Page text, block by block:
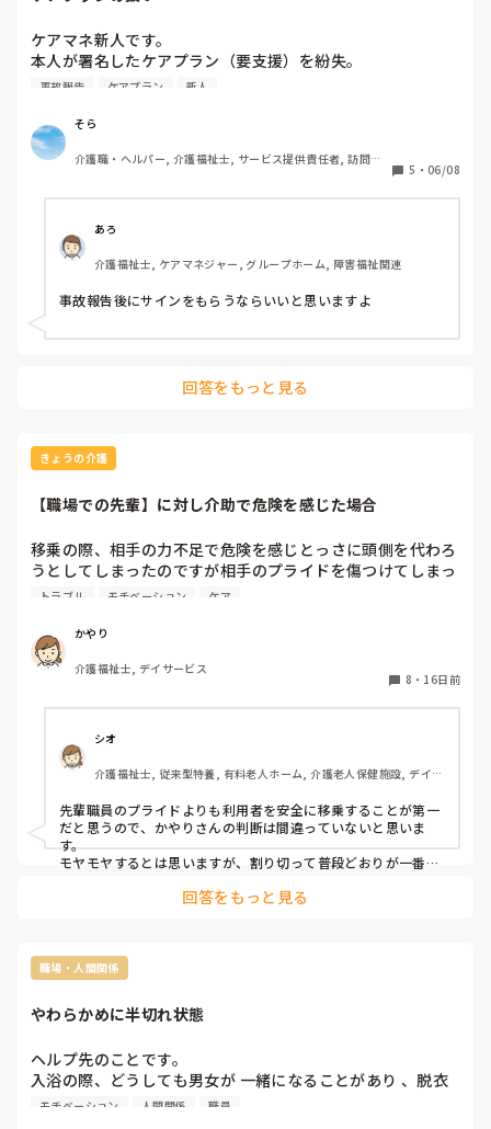
短期離職ばかりだと、我慢できない人になってしまうと思っ
ています。
どういうモチベーションでやっていけばいいのか…教えて下
さい。
ケアマネ新人です。
本人が署名したケアプラン（要支援）を紛失。
コピーしたのは残っているので、おそらくコピーしたのと間
個人情報漏洩紛失として事故報告を書きましたが、
新たにプリントアウトしたケアプランに本人の署名をもらっ
てきて済ましてはダメなんでしょうか。
事故報告 ケアプラン 新人
そら
介護職・ヘルパー, 介護福祉士, サービス提供責任者, 訪問介
5 ・ 06/08
あろ
介護福祉士, ケアマネジャー, グループホーム, 障害福祉関連
事故報告後にサインをもらうならいいと思いますよ
回答をもっと見る
きょうの介護
【職場での先輩】に対し介助で危険を感じた場合
移乗の際、相手の力不足で危険を感じとっさに頭側を代わろ
うとしてしまったのですが相手のプライドを傷つけてしまっ
たかなと後悔しています…
その後泣いていたようで上司と話しており悶々としていま
す…
(直接私に何か言われたわけではないのですが)
す。
トラブル モチベーション ケア
かやり
介護福祉士, デイサービス
8 ・ 16日前
シオ
介護福祉士, 従来型特養, 有料老人ホーム, 介護老人保健施設, デイケ
機能型居宅介護
先輩職員のプライドよりも利用者を安全に移乗することが第一
だと思うので、かやりさんの判断は間違っていないと思いま
す。
モヤモヤするとは思いますが、割り切って普段どおりが一番良
回答をもっと見る
職場・人間関係
やわらかめに半切れ状態
ヘルプ先のことです。
入浴の際、どうしても男女が 一緒になることがあり 、脱衣
場なり浴室内を仕切って対応することにがあります。
モチベーション 人間関係 職員